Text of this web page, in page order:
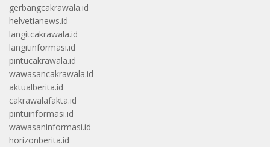
gerbangcakrawala.id
helvetianews.id
langitcakrawala.id
langitinformasi.id
pintucakrawala.id
wawasancakrawala.id
aktualberita.id
cakrawalafakta.id
pintuinformasi.id
wawasaninformasi.id
horizonberita.id